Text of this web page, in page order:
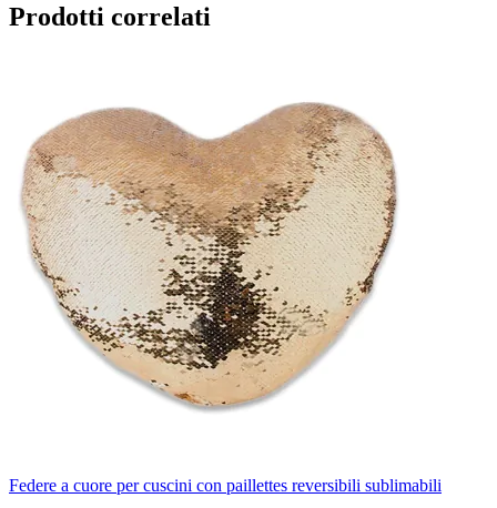
Prodotti correlati
Federe a cuore per cuscini con paillettes reversibili sublimabili